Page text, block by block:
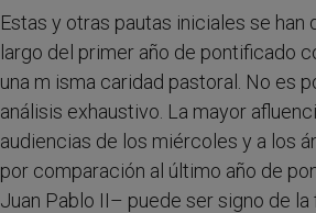
Estas y otras pautas iniciales se han
largo del primer año de pontificado
una m isma caridad pastoral. No es
análisis exhaustivo. La mayor
audiencias de los miércoles y a los
por comparación al último año de
Juan Pablo II– puede ser signo de